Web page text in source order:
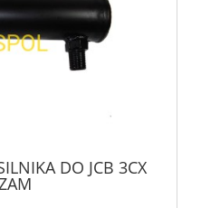
DO JCB 3CX